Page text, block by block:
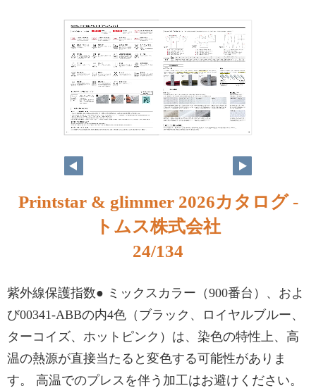
Printstar & glimmer 2026カタログ -
トムス株式会社
24/134
紫外線保護指数● ミックスカラー（900番台）、およ
び00341-ABBの内4色（ブラック、ロイヤルブルー、
ターコイズ、ホットピンク）は、染色の特性上、高
温の熱源が直接当たると変色する可能性がありま
す。 高温でのプレスを伴う加工はお避けください。